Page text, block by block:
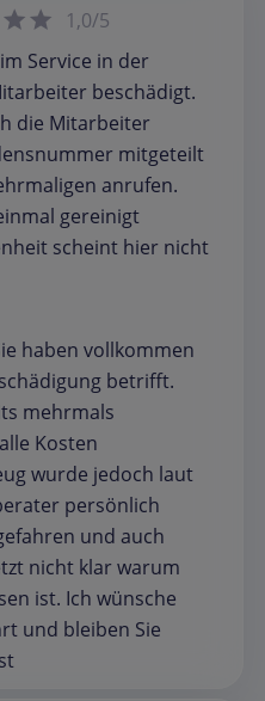
1,0/5
Service in der
beschädigt.
die Mitarbeiter
mitgeteilt
anrufen.
gereinigt
scheint hier nicht
haben vollkommen
betrifft.
mehrmals
Kosten
wurde jedoch laut
persönlich
und auch
nicht klar warum
ist. Ich wünsche
und bleiben Sie